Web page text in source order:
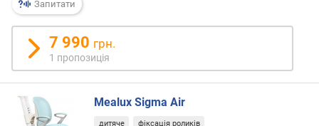
Запитати
7 990 грн.
1 пропозиція
Mealux Sigma Air
дитяче фіксація роликів